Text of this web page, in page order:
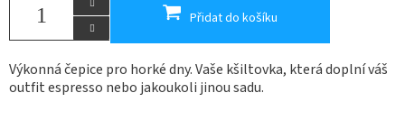
Přidat do košíku
Výkonná čepice pro horké dny.Vaše kšiltovka, která doplní váš
outfit espresso nebo jakoukoli jinou sadu.